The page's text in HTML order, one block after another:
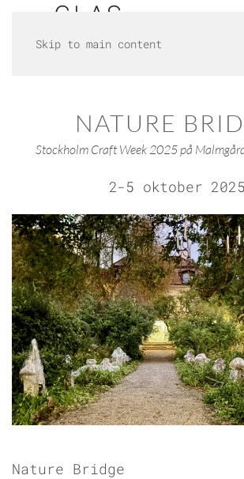
Skip to main content
NATURE
Stockholm Craft Week 2025 på
2-5 oktober 2025
Nature Bridge